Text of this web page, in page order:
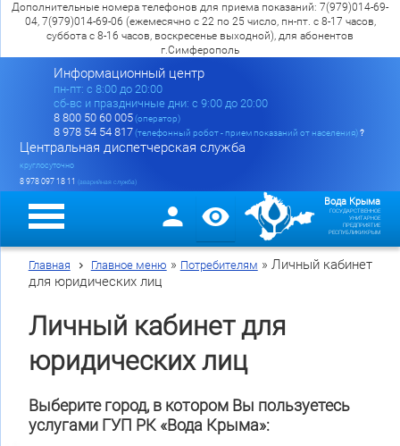
Дополнительные номера телефонов для приема показаний: 7(979)014-69-
04, 7(979)014-69-06 (ежемесячно с 22 по 25 число, пн-пт. с 8-17 часов,
суббота с 8-16 часов, воскресенье выходной), для абонентов
г.Симферополь
Информационный центр
пн-пт: c 8:00 до 20:00
сб-вс и праздничные дни: с 9:00 до 20:00
8 800 50 60 005(оператор)
8 978 54 54 817(телефонный робот - прием показаний от населения)?
Центральная диспетчерская служба
круглосуточно
8 978 097 18 11 (аварийная служба)
Вода Крыма
ГОСУДАРСТВЕННОЕ
УНИТАРНОЕ
ПРЕДПРИЯТИЕ
РЕСПУБЛИКИ КРЫМ
Главная Главное меню » Потребителям » Личный кабинет
для юридических лиц
Личный кабинет для
юридических лиц
Выберите город, в котором Вы пользуетесь
услугами ГУП РК «Вода Крыма»: